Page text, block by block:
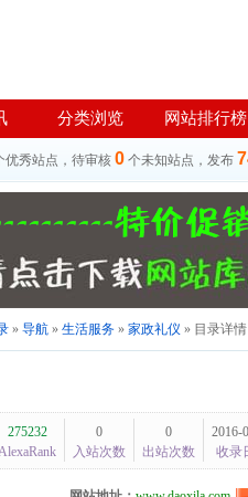
分类浏览 网站排行榜
优秀站点，待审核 0 个未知站点，发布
» 导航 » 生活服务 » 家政礼仪 » 目录详情
275232
0
入站次数
0
出站次数
2016-
收录